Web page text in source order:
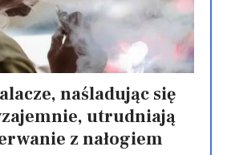
naśladując się
utrudniają
z nałogiem